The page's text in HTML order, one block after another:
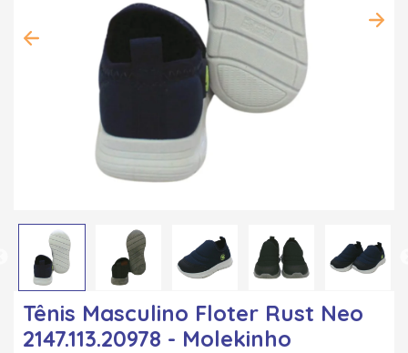
Tênis Masculino Floter Rust Neo
2147.113.20978 - Molekinho